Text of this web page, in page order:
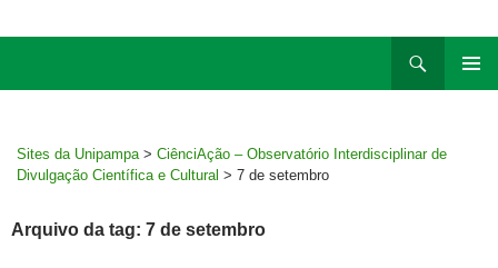
Sites da Unipampa > CiênciAção – Observatório Interdisciplinar de
Divulgação Científica e Cultural > 7 de setembro
Arquivo da tag: 7 de setembro